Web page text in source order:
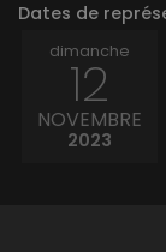
Dates de
dimanche
12
NOVEMBRE
2023